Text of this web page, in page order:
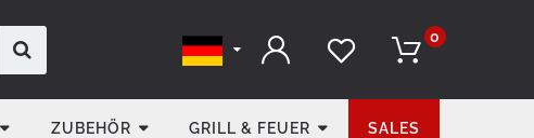
0
ZUBEHÖR GRILL & FEUER SALES